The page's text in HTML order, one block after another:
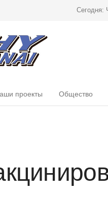
Сегодня:
проекты Общество